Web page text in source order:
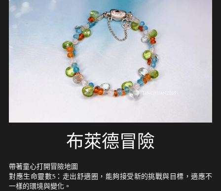
布萊德冒險
帶著童心打開冒險地圖
對應生命靈數5：走出舒適圈，能夠接受新的挑戰與目標，適應不
一樣的環境與變化。